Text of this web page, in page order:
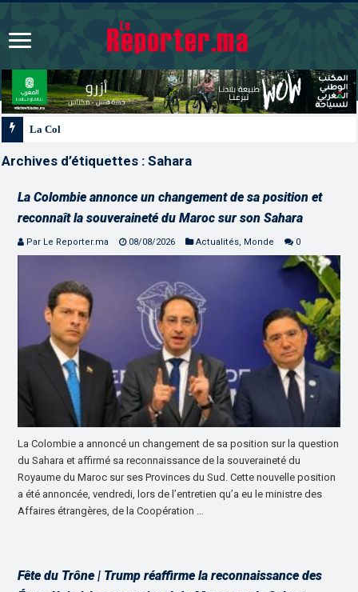
La Colombie annonce un changement de sa position et reconnaît la souver
Archives d’étiquettes :Sahara
La Colombie annonce un changement de sa position et
reconnaît la souveraineté du Maroc sur son Sahara
Par Le Reporter.ma 08/08/2026 Actualités, Monde 0
La Colombie a annoncé un changement de sa position sur la question
du Sahara et affirmé sa reconnaissance de la souveraineté du
Royaume du Maroc sur ses Provinces du Sud. Cette nouvelle position
a été annoncée, vendredi, lors de l’entretien qu’a eu le ministre des
Affaires étrangères, de la Coopération …
Fête du Trône | Trump réaffirme la reconnaissance des